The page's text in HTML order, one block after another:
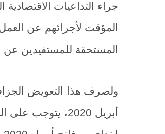
جراء التداعيات
المستحقة للمستفيدين عن شهر
أبريل 2020،